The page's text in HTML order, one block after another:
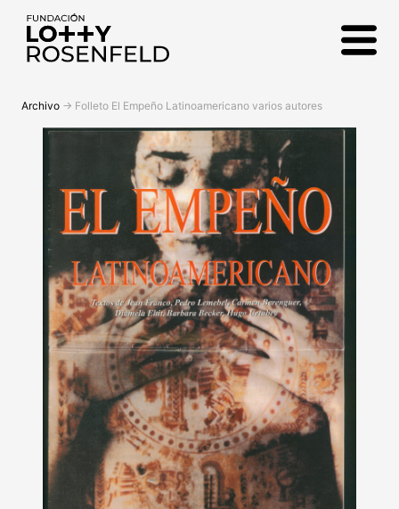
Archivo -> Folleto El Empeño Latinoamericano varios autores